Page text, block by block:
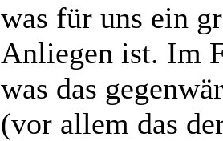
was für uns ein
Anliegen ist. Im
was das
(vor allem das